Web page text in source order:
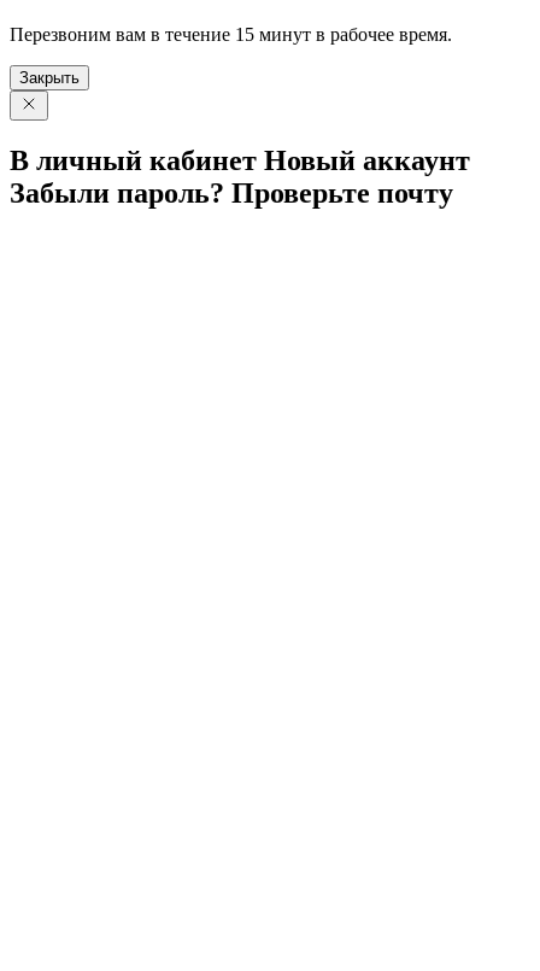
Перезвоним вам в течение 15 минут в рабочее время.
Закрыть
В личный кабинет Новый аккаунт
Забыли пароль? Проверьте почту